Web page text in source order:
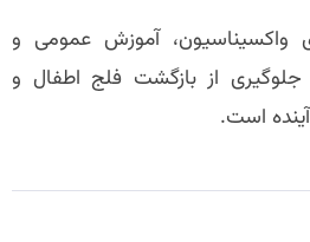
واکسیناسیون، آموزش عمومی و
جلوگیری از بازگشت فلج اطفال و
است.